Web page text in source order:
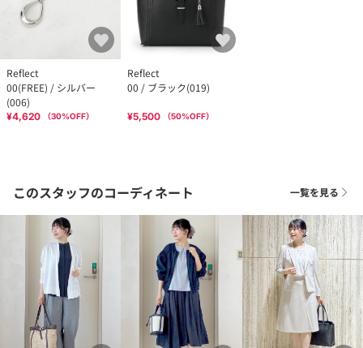
Reflect
00(FREE) / シルバー
(006)
¥4,620 （30%OFF）
Reflect
00 / ブラック(019)
¥5,500 （50%OFF）
このスタッフのコーディネート 一覧を見る